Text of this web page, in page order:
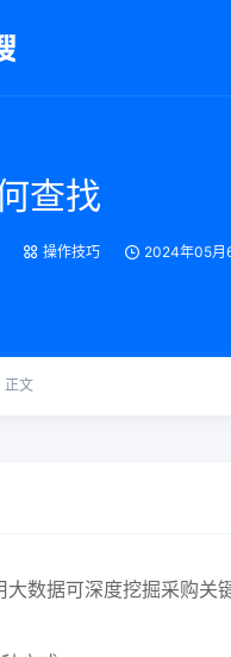
查找
操作技巧 2024年05月
正文
大数据可深度挖掘采购关